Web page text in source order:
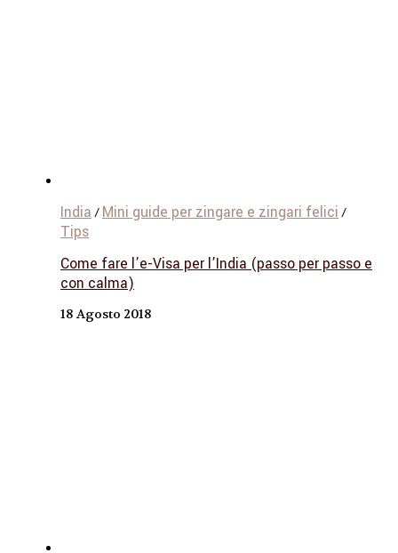
India / Mini guide per zingare e zingari felici /
Tips
Come fare l’e-Visa per l’India (passo per passo e
con calma)
18 Agosto 2018